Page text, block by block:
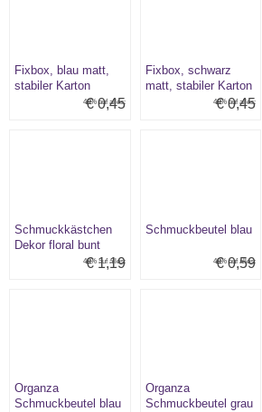
Fixbox, blau matt,
stabiler Karton
40% auf alles:
€ 0,45
Fixbox, schwarz
matt, stabiler Karton
40% auf alles:
€ 0,45
Schmuckkästchen
Dekor floral bunt
40% auf alles:
€ 1,19
Schmuckbeutel blau
40% auf alles:
€ 0,59
Organza
Schmuckbeutel blau
Organza
Schmuckbeutel grau